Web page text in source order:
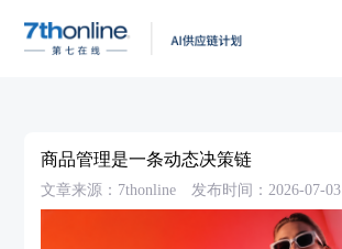
商品管理是一条动态决策链
文章来源：7thonline 发布时间：2026-07-03